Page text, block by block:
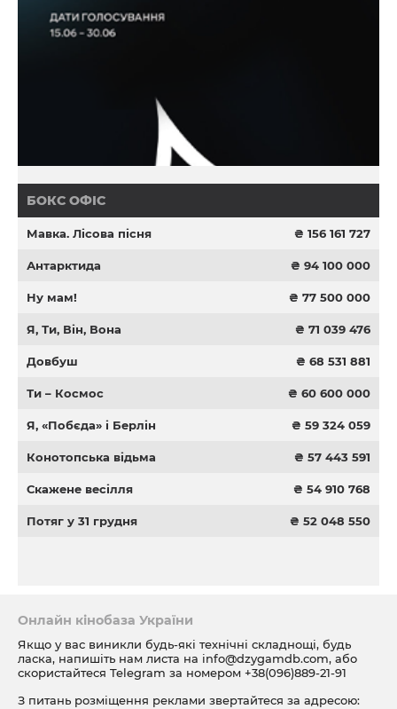
БОКС ОФІС
Мавка. Лісова пісня ₴ 156 161 727
Антарктида ₴ 94 100 000
Ну мам! ₴ 77 500 000
Я, Ти, Він, Вона ₴ 71 039 476
Довбуш ₴ 68 531 881
Ти – Космос ₴ 60 600 000
Я, «Побєда» і Берлін ₴ 59 324 059
Конотопська відьма ₴ 57 443 591
Скажене весілля ₴ 54 910 768
Потяг у 31 грудня ₴ 52 048 550
Онлайн кінобаза України
Якщо у вас виникли будь-які технічні складнощі, будь
ласка, напишіть нам листа на info@dzygamdb.com, або
скористайтеся Telegram за номером +38(096)889-21-91
З питань розміщення реклами звертайтеся за адресою: